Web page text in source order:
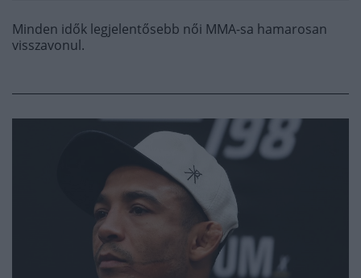
Minden idők legjelentősebb női MMA-sa hamarosan
visszavonul.